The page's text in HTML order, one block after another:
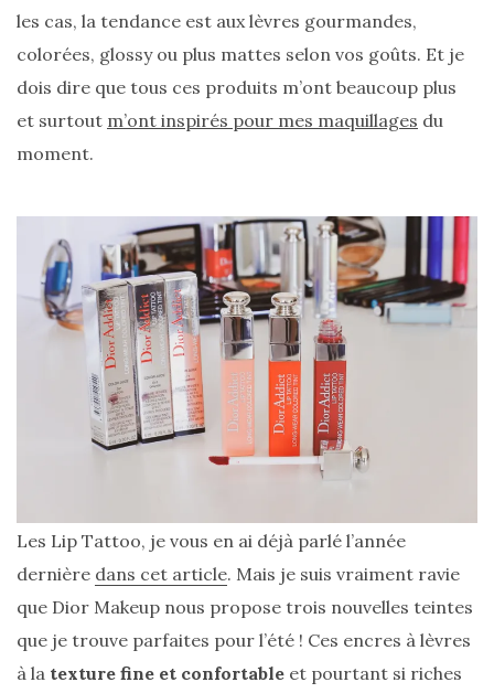
les cas, la tendance est aux lèvres gourmandes,
colorées, glossy ou plus mattes selon vos goûts. Et je
dois dire que tous ces produits m’ont beaucoup plus
et surtout m’ont inspirés pour mes maquillages du
moment.
Les Lip Tattoo, je vous en ai déjà parlé l’année
dernière dans cet article. Mais je suis vraiment ravie
que Dior Makeup nous propose trois nouvelles teintes
que je trouve parfaites pour l’été ! Ces encres à lèvres
à la texture fine et confortable et pourtant si riches